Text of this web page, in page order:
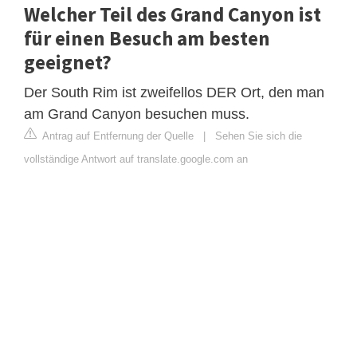
Welcher Teil des Grand Canyon ist
für einen Besuch am besten
geeignet?
Der South Rim ist zweifellos DER Ort, den man
am Grand Canyon besuchen muss.
Antrag auf Entfernung der Quelle | Sehen Sie sich die
vollständige Antwort auf translate.google.com an